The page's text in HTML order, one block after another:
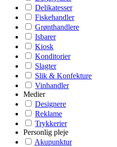
Delikatesser
Fiskehandler
Grønthandlere
Isbarer
Kiosk
Konditorier
Slagter
Slik & Konfekture
Vinhandler
Medier
Designere
Reklame
Trykkerier
Personlig pleje
Akupunktur